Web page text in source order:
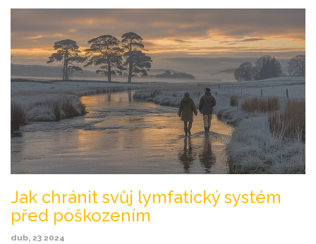
Jak chránit svůj lymfatický systém
před poškozením
dub, 23 2024